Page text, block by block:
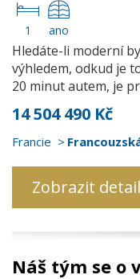
1 ano
Hledáte-li moderní
výhledem, odkud je
20 minut autem, je
14 504 490 Kč
Francie
Zobrazit detail
Náš tým se o